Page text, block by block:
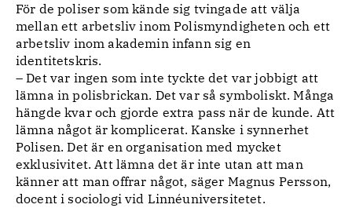
För de poliser som kände sig tvingade att välja
mellan ett arbetsliv inom Polismyndigheten och ett
arbetsliv inom akademin infann sig en
identitetskris.
– Det var ingen som inte tyckte det var jobbigt att
lämna in polisbrickan. Det var så symboliskt. Många
hängde kvar och gjorde extra pass när de kunde. Att
lämna något är komplicerat. Kanske i synnerhet
Polisen. Det är en organisation med mycket
exklusivitet. Att lämna det är inte utan att man
känner att man offrar något, säger Magnus Persson,
docent i sociologi vid Linnéuniversitetet.